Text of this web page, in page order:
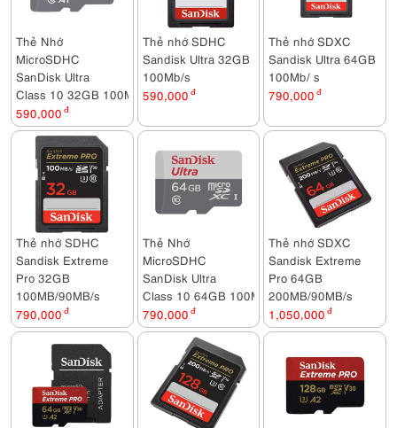
Thẻ Nhớ
MicroSDHC
SanDisk Ultra
Class 10 32GB 100MB/s
590,000 đ
Thẻ nhớ SDHC
Sandisk Ultra 32GB
100Mb/s
590,000 đ
Thẻ nhớ SDXC
Sandisk Ultra 64GB
100Mb/ s
790,000 đ
Thẻ nhớ SDHC
Sandisk Extreme
Pro 32GB
100MB/90MB/s
790,000 đ
Thẻ Nhớ
MicroSDHC
SanDisk Ultra
Class 10 64GB 100MB/s
790,000 đ
Thẻ nhớ SDXC
Sandisk Extreme
Pro 64GB
200MB/90MB/s
1,050,000 đ